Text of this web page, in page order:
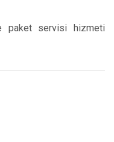
paket servisi hizmeti